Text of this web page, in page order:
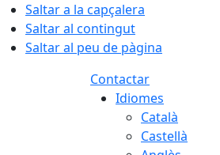
Saltar a la capçalera
Saltar al contingut
Saltar al peu de pàgina
Contactar
Idiomes
Català
Castellà